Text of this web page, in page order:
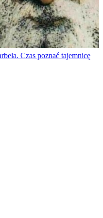
Czas poznać tajemnicę